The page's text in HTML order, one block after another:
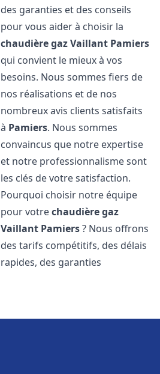
des garanties et des conseils
pour vous aider à choisir la
chaudière gaz Vaillant Pamiers
qui convient le mieux à vos
besoins. Nous sommes fiers de
nos réalisations et de nos
nombreux avis clients satisfaits
à Pamiers. Nous sommes
convaincus que notre expertise
et notre professionnalisme sont
les clés de votre satisfaction.
Pourquoi choisir notre équipe
pour votrechaudière gaz
Vaillant Pamiers? Nous offrons
des tarifs compétitifs, des délais
rapides, des garanties